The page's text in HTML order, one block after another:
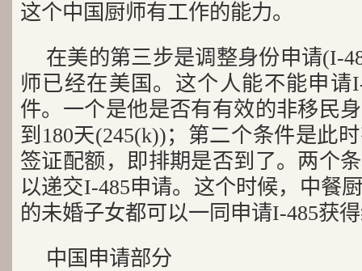
这个中国厨师有工作的能力。
在美的第三步是调整身份申请(I-
师已经在美国。这个人能不能申请
件。一个是他是否有有效的非移民
到180天(245(k))；第二个条件是此
签证配额，即排期是否到了。两个
以递交I-485申请。这个时候，中餐
的未婚子女都可以一同申请I-485获
中国申请部分